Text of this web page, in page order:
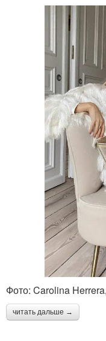
Фото: Carolina
читать дальше →